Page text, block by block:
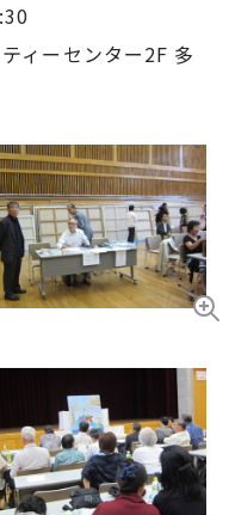
ィーセンター2F 多